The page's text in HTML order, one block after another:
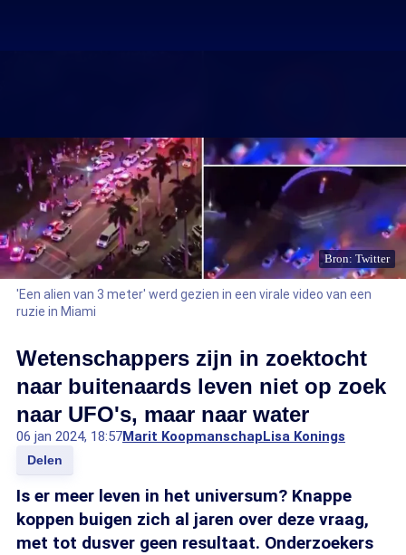
Bron: Twitter
'Een alien van 3 meter' werd gezien in een virale video van een
ruzie in Miami
Wetenschappers zijn in zoektocht
naar buitenaards leven niet op zoek
naar UFO's, maar naar water
06 jan 2024, 18:57Marit KoopmanschapLisa Konings
Delen
Is er meer leven in het universum? Knappe
koppen buigen zich al jaren over deze vraag,
met tot dusver geen resultaat. Onderzoekers